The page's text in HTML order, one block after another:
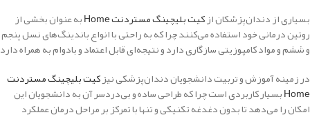
بسیاری از دندان‌پزشکان ازکیت بلیچینگ مستردنت Home به عنوان بخشی از
روتین درمانی خود استفاده می‌کنند چرا که به راحتی با انواع باندینگ‌های نسل پنجم
و ششم و مواد کامپوزیتی سازگاری دارد و نتیجه‌ای قابل اعتماد و بادوام به همراه دارد
در زمینه آموزش و تربیت دانشجویان دندان‌پزشکی نیزکیت بلیچینگ مستردنت
Homeبسیار کاربردی است چرا که طراحی ساده و بی‌دردسر آن به دانشجویان این
امکان را می‌دهد تا بدون دغدغه تکنیکی و تنها با تمرکز بر مراحل درمان عملکرد